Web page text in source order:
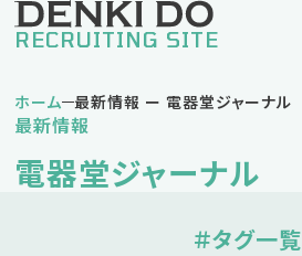
RECRUITING SITE
私の電器堂ライフ
堅実タイプDさん
バランスタイプKさん
ホーム 最新情報 ー 電器堂ジャーナル
最新情報
電器堂ジャーナル
＃タグ一覧